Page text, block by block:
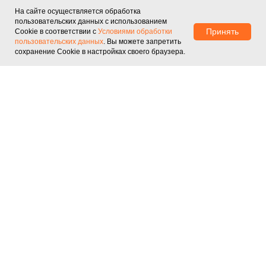
ценам на 20-30% ниже рыночных.
Контакты
О нас
Перейти в каталог
Договор оферты
На сайте осуществляется обработка
пользовательских данных с использованием
Cookie в соответствии с Условиями обработки
пользовательских данных. Вы можете запретить
сохранение Cookie в настройках своего браузера.
Принять